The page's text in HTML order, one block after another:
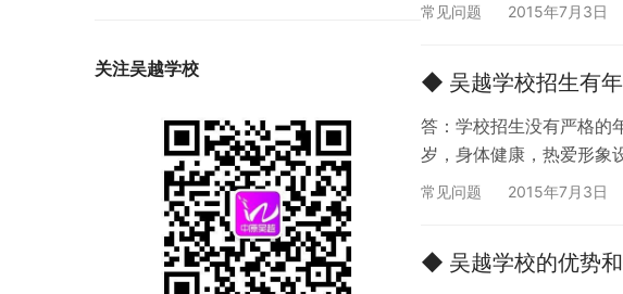
常见问题 2015年7月3日
◆ 吴越学校招生有
答：学校招生没有严格的
岁，身体健康，热爱形象
常见问题 2015年7月3日
◆ 吴越学校的优势和
关注吴越学校